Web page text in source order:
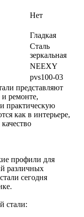
Нет
Гладкая
Сталь
зеркальная
NEEXY
pvs100-03
представляют
и ремонте,
практическую
как в интерьере,
профили для
различных
сегодня
стали: